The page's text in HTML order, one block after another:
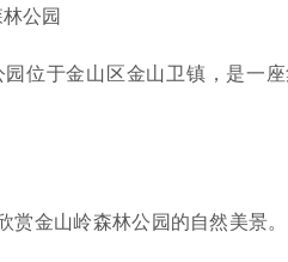
公园
位于金山区金山卫镇，是一
赏金山岭森林公园的自然美景。